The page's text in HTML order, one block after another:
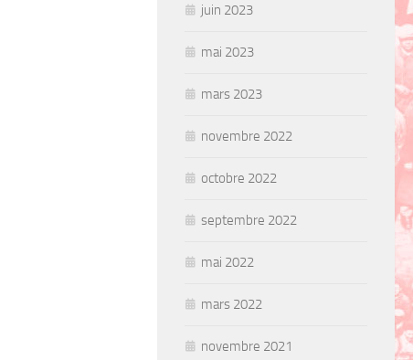
juin 2023
mai 2023
mars 2023
novembre 2022
octobre 2022
septembre 2022
mai 2022
mars 2022
novembre 2021